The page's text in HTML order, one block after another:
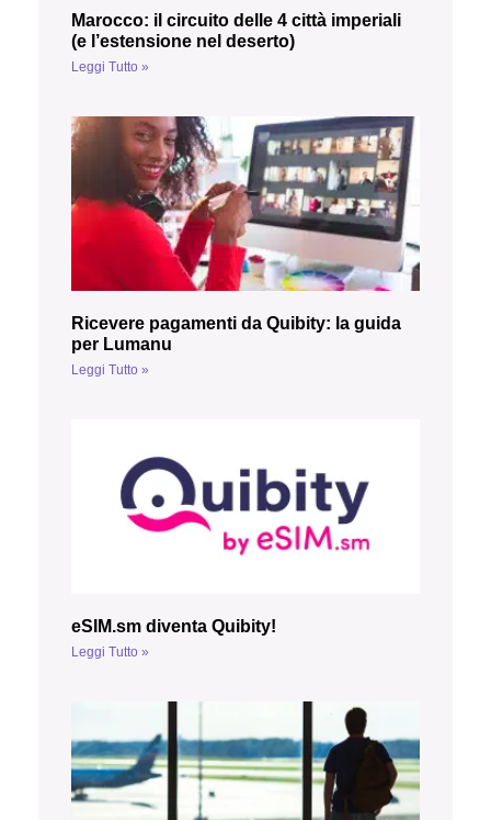
Marocco: il circuito delle 4 città imperiali
(e l’estensione nel deserto)
Leggi Tutto »
Ricevere pagamenti da Quibity: la guida
per Lumanu
Leggi Tutto »
eSIM.sm diventa Quibity!
Leggi Tutto »